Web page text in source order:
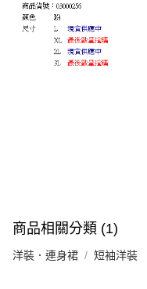
商品相關分類 (1)
洋裝．連身裙 短袖洋裝